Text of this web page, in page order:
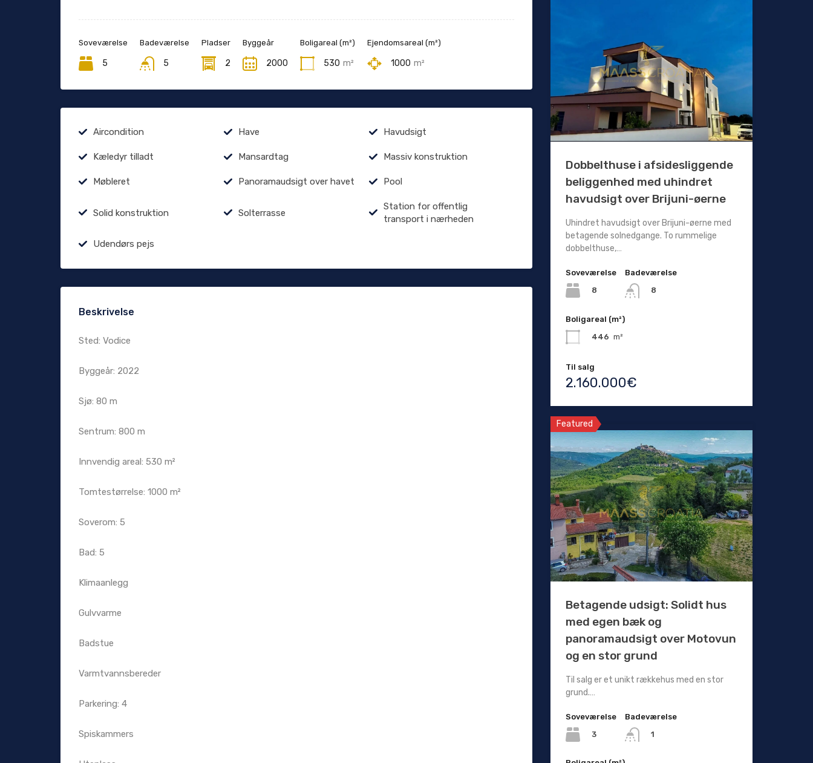
Soveværelse
5
Badeværelse
5
Pladser
2
Byggeår
2000
Boligareal (m²)
530 m²
Ejendomsareal (m²)
1000 m²
Aircondition Have Havudsigt
Kæledyr tilladt Mansardtag Massiv konstruktion
Møbleret Panoramaudsigt over havet Pool
Solid konstruktion Solterrasse
Station for offentlig
transport i nærheden
Udendørs pejs
Beskrivelse
Sted: Vodice
Byggeår: 2022
Sjø: 80 m
Sentrum: 800 m
Innvendig areal: 530 m²
Tomtestørrelse: 1000 m²
Soverom: 5
Bad: 5
Klimaanlegg
Gulvvarme
Badstue
Varmtvannsbereder
Parkering: 4
Spiskammers
Dobbelthuse i afsidesliggende
beliggenhed med uhindret
havudsigt over Brijuni-øerne
Uhindret havudsigt over Brijuni-øerne med
betagende solnedgange. To rummelige
dobbelthuse,…
Soveværelse
8
Badeværelse
8
Boligareal (m²)
446 m²
Til salg
2.160.000€
Featured
Betagende udsigt: Solidt hus
med egen bæk og
panoramaudsigt over Motovun
og en stor grund
Til salg er et unikt rækkehus med en stor
grund.…
Soveværelse
3
Badeværelse
1